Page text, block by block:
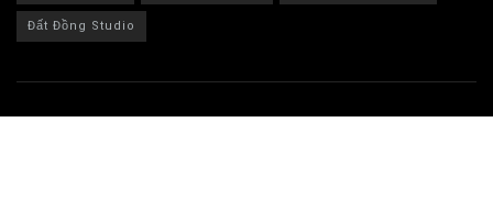
Đất Đồng Studio